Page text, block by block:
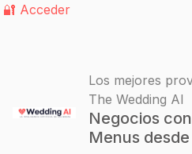
🔐 Acceder
Los mejores
The Wedding AI
Negocios
Menus